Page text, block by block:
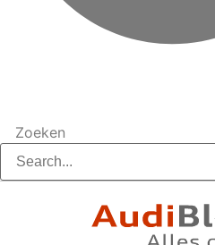
Zoeken